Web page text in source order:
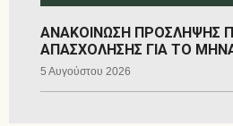
ΑΝΑΚΟΙΝΩΣΗ ΠΡΟΣΛΗΨΗΣ
ΑΠΑΣΧΟΛΗΣΗΣ ΓΙΑ ΤΟ
5 Αυγούστου 2026